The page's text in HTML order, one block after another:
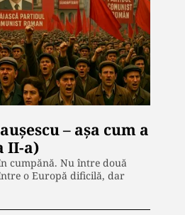
– așa cum a
II-a)
cumpănă. Nu între două
o Europă dificilă, dar